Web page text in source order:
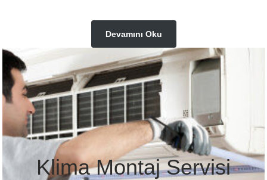
Devamını Oku
Klima Montaj Servisi